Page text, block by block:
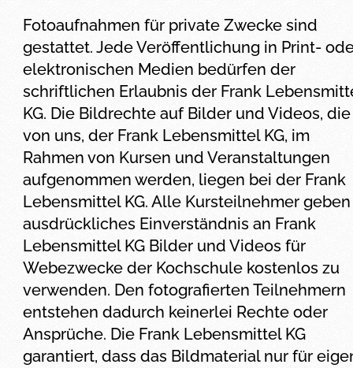
Fotoaufnahmen für private Zwecke sind
gestattet. Jede Veröffentlichung in Print-
elektronischen Medien bedürfen der
schriftlichen Erlaubnis der Frank
KG. Die Bildrechte auf Bilder und Videos, die
von uns, der Frank Lebensmittel KG, im
Rahmen von Kursen und Veranstaltungen
aufgenommen werden, liegen bei der Frank
Lebensmittel KG. Alle Kursteilnehmer
ausdrückliches Einverständnis an Frank
Lebensmittel KG Bilder und Videos für
Webezwecke der Kochschule kostenlos zu
verwenden. Den fotografierten Teilnehmern
entstehen dadurch keinerlei Rechte oder
Ansprüche. Die Frank Lebensmittel KG
garantiert, dass das Bildmaterial nur für